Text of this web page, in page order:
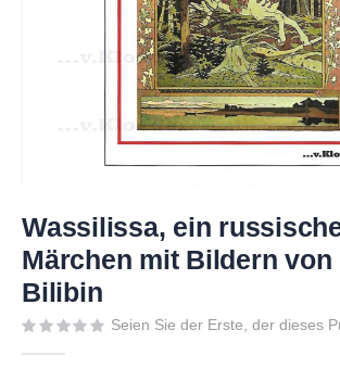
Anfang
der
Bildgalerie
springen
Wassilissa, ein
Märchen mit Bildern von
Bilibin
Seien Sie der Erste, der dieses